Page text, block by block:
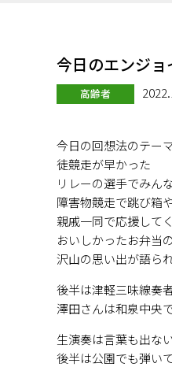
今日のエンジ
高齢者
今日の回想法のテー
徒競走が早かった
リレーの選手でみん
障害物競走で跳び箱
親戚一同で応援して
おいしかったお弁当
沢山の思い出が語ら
後半は津軽三味線奏
澤田さんは和泉中央
生演奏は言葉も出な
後半は公園でも弾い